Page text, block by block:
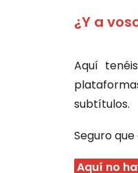
¿Y a
Aquí
subtítulos.
Seguro
Aquí no